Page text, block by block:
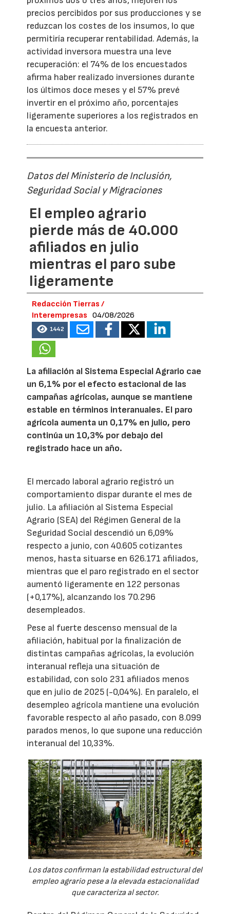
precios percibidos por sus producciones y se
reduzcan los costes de los insumos, lo que
permitiría recuperar rentabilidad. Además, la
actividad inversora muestra una leve
recuperación: el 74% de los encuestados
afirma haber realizado inversiones durante
los últimos doce meses y el 57% prevé
invertir en el próximo año, porcentajes
ligeramente superiores a los registrados en
la encuesta anterior.
Datos del Ministerio de Inclusión,
Seguridad Social y Migraciones
El empleo agrario
pierde más de 40.000
afiliados en julio
mientras el paro sube
ligeramente
Redacción Tierras /
Interempresas
04/08/2026
1442
La afiliación al Sistema Especial Agrario cae
un 6,1% por el efecto estacional de las
campañas agrícolas, aunque se mantiene
estable en términos interanuales. El paro
agrícola aumenta un 0,17% en julio, pero
continúa un 10,3% por debajo del
registrado hace un año.
El mercado laboral agrario registró un
comportamiento dispar durante el mes de
julio. La afiliación al Sistema Especial
Agrario (SEA) del Régimen General de la
Seguridad Social descendió un 6,09%
respecto a junio, con 40.605 cotizantes
menos, hasta situarse en 626.171 afiliados,
mientras que el paro registrado en el sector
aumentó ligeramente en 122 personas
(+0,17%), alcanzando los 70.296
desempleados.
Pese al fuerte descenso mensual de la
afiliación, habitual por la finalización de
distintas campañas agrícolas, la evolución
interanual refleja una situación de
estabilidad, con solo 231 afiliados menos
que en julio de 2025 (-0,04%). En paralelo, el
desempleo agrícola mantiene una evolución
favorable respecto al año pasado, con 8.099
parados menos, lo que supone una reducción
interanual del 10,33%.
Los datos confirman la estabilidad estructural del
empleo agrario pese a la elevada estacionalidad
que caracteriza al sector.